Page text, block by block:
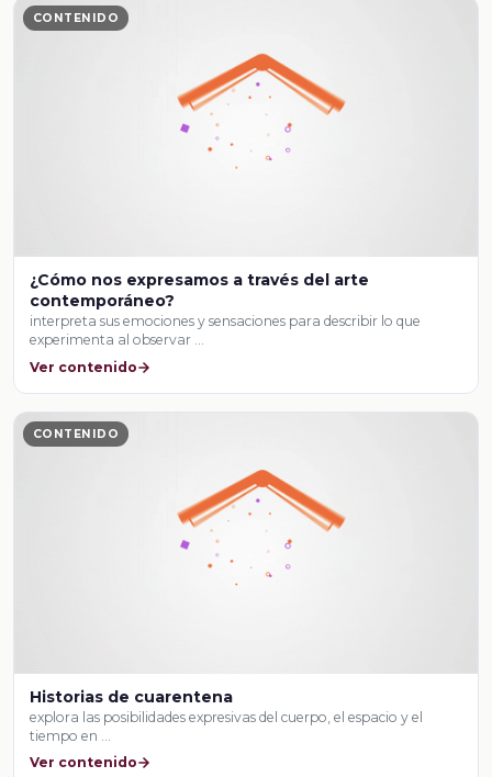
CONTENIDO
¿Cómo nos expresamos a través del arte
contemporáneo?
interpreta sus emociones y sensaciones para describir lo que
experimenta al observar …
Ver contenido
CONTENIDO
Historias de cuarentena
explora las posibilidades expresivas del cuerpo, el espacio y el
tiempo en …
Ver contenido